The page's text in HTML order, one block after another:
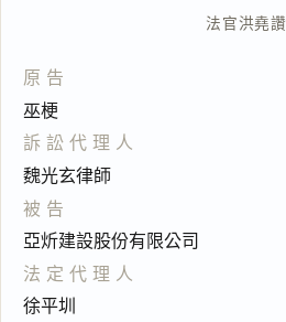
法官洪堯讚
原告
巫梗
訴訟代理人
魏光玄律師
被告
亞炘建設股份有限公司
法定代理人
徐平圳